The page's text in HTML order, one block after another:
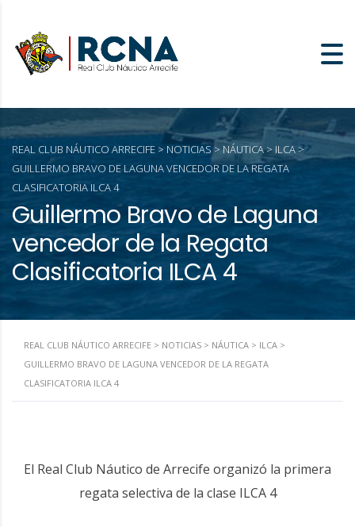
Guillermo Bravo de Laguna
vencedor de la Regata
Clasificatoria ILCA 4
REAL CLUB NÁUTICO ARRECIFE > NOTICIAS> NÁUTICA> ILCA >
GUILLERMO BRAVO DE LAGUNA VENCEDOR DE LA REGATA
CLASIFICATORIA ILCA 4
REAL CLUB NÁUTICO ARRECIFE > NOTICIAS > NÁUTICA > ILCA >
GUILLERMO BRAVO DE LAGUNA VENCEDOR DE LA REGATA
CLASIFICATORIA ILCA 4
El Real Club Náutico de Arrecife organizó la primera
regata selectiva de la clase ILCA 4